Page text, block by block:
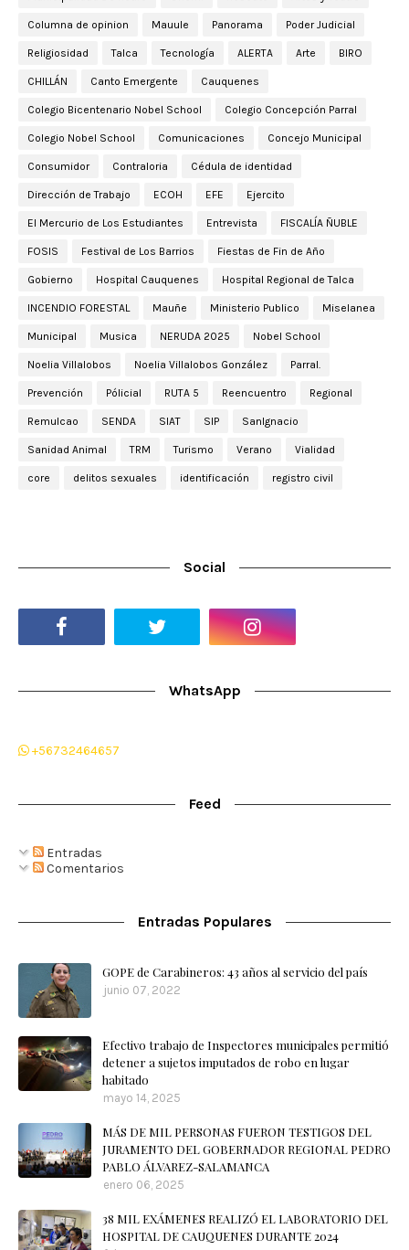
Columna de opinion Mauule Panorama Poder Judicial
Religiosidad Talca Tecnología ALERTA Arte BIRO
CHILLÁN Canto Emergente Cauquenes
Colegio Bicentenario Nobel School Colegio Concepción Parral
Colegio Nobel School Comunicaciones Concejo Municipal
Consumidor Contraloria Cédula de identidad
Dirección de Trabajo ECOH EFE Ejercito
El Mercurio de Los Estudiantes Entrevista FISCALÍA ÑUBLE
FOSIS Festival de Los Barrios Fiestas de Fin de Año
Gobierno Hospital Cauquenes Hospital Regional de Talca
INCENDIO FORESTAL Mauñe Ministerio Publico Miselanea
Municipal Musica NERUDA 2025 Nobel School
Noelia Villalobos Noelia Villalobos González Parral.
Prevención Pólicial RUTA 5 Reencuentro Regional
Remulcao SENDA SIAT SIP SanIgnacio
Sanidad Animal TRM Turismo Verano Vialidad
core delitos sexuales identificación registro civil
Social
WhatsApp
+56732464657
Feed
Entradas
Comentarios
Entradas Populares
GOPE de Carabineros: 43 años al servicio del país
junio 07, 2022
Efectivo trabajo de Inspectores municipales permitió
detener a sujetos imputados de robo en lugar
habitado
mayo 14, 2025
MÁS DE MIL PERSONAS FUERON TESTIGOS DEL
JURAMENTO DEL GOBERNADOR REGIONAL PEDRO
PABLO ÁLVAREZ-SALAMANCA
enero 06, 2025
38 MIL EXÁMENES REALIZÓ EL LABORATORIO DEL
HOSPITAL DE CAUQUENES DURANTE 2024